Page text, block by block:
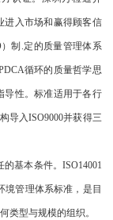
进入市场和赢得顾客信
制.定的质量管理体系
循环的质量哲学思
导性。标准适用于各行
导入ISO9000并获得三
基本条件。ISO14001
境管理体系标准，是目
类型与规模的组织。